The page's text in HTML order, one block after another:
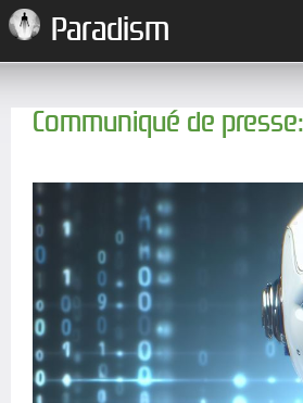
Paradism
Communiqué de